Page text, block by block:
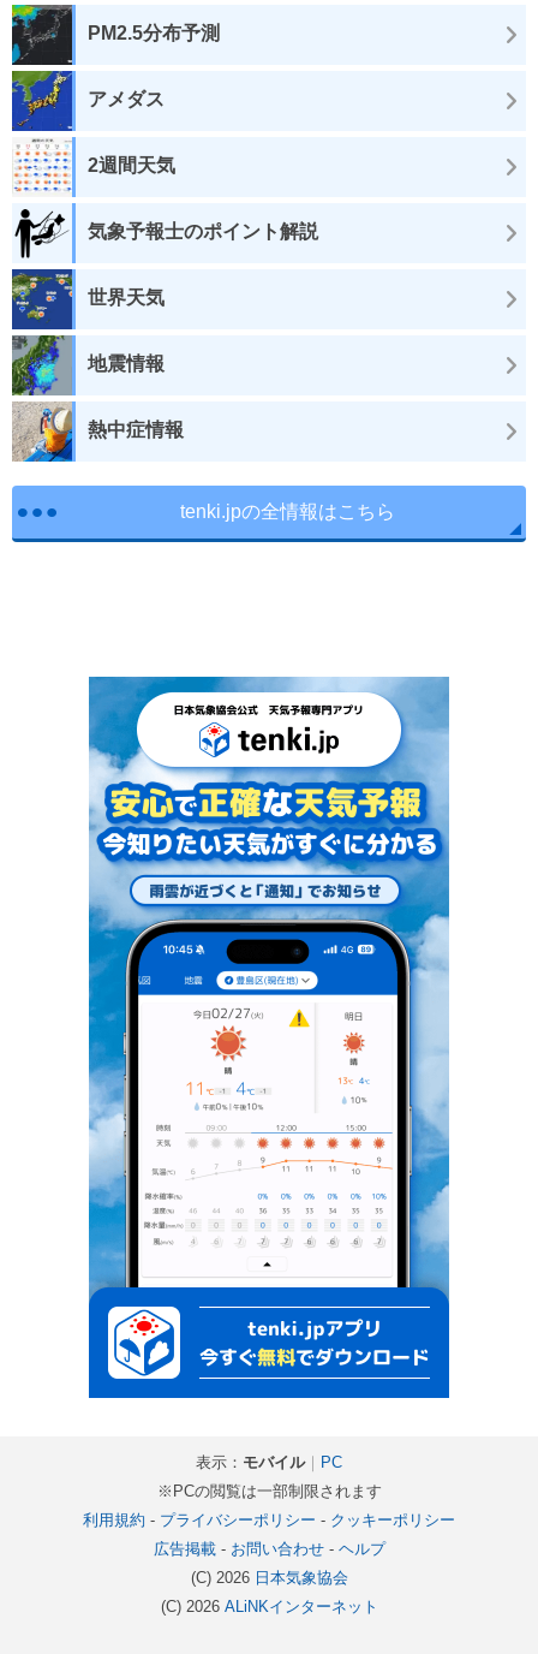
PM2.5分布予測
アメダス
2週間天気
気象予報士のポイント解説
世界天気
地震情報
熱中症情報
tenki.jpの全情報はこちら
表示： モバイル｜ PC
※PCの閲覧は一部制限されます
利用規約 - プライバシーポリシー - クッキーポリシー
広告掲載- お問い合わせ- ヘルプ
(C) 2026 日本気象協会
(C) 2026 ALiNKインターネット